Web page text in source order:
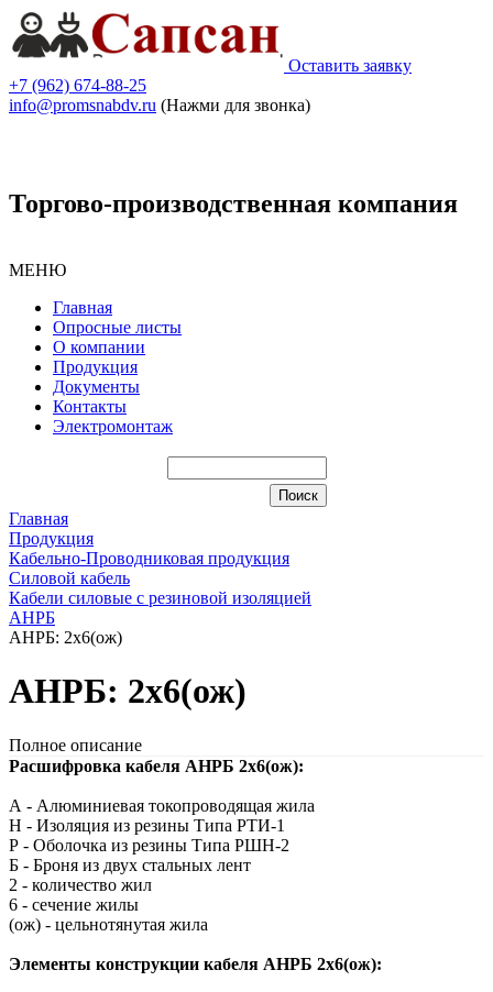
Оставить заявку
+7 (962) 674-88-25
info@promsnabdv.ru (Нажми для звонка)
Торгово-производственная компания
МЕНЮ
Главная
Опросные листы
О компании
Продукция
Документы
Контакты
Электромонтаж
Главная
Продукция
Кабельно-Проводниковая продукция
Силовой кабель
Кабели силовые с резиновой изоляцией
АНРБ
АНРБ: 2х6(ож)
АНРБ: 2х6(ож)
Полное описание
Расшифровка кабеля АНРБ 2х6(ож):
А - Алюминиевая токопроводящая жила
Н - Изоляция из резины Типа РТИ-1
Р - Оболочка из резины Типа РШН-2
Б - Броня из двух стальных лент
2 - количество жил
6 - сечение жилы
(ож) - цельнотянутая жила
Элементы конструкции кабеля АНРБ 2х6(ож):